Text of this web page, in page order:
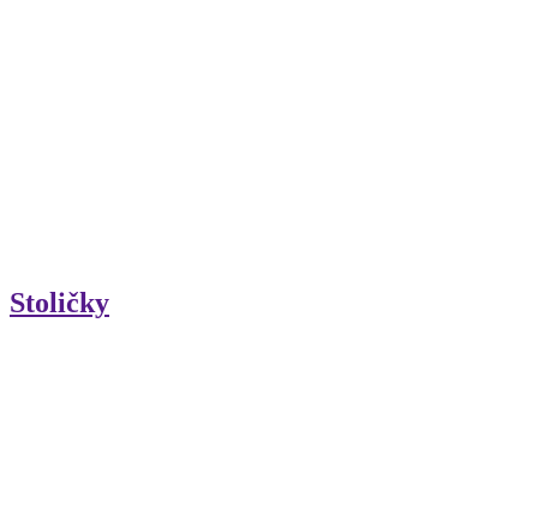
Stoličky